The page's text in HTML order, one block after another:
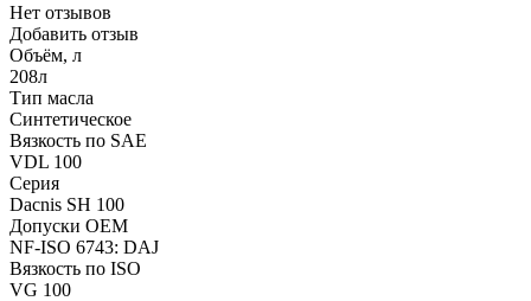
Нет отзывов
Добавить отзыв
Объём, л
208л
Тип масла
Синтетическое
Вязкость по SAE
VDL 100
Серия
Dacnis SH 100
Допуски OEM
NF-ISO 6743: DAJ
Вязкость по ISO
VG 100